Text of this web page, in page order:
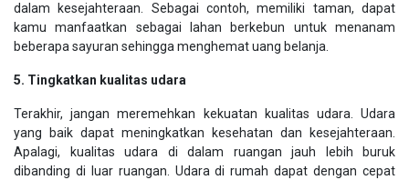
dalam kesejahteraan. Sebagai contoh, memiliki taman, dapat
kamu manfaatkan sebagai lahan berkebun untuk menanam
beberapa sayuran sehingga menghemat uang belanja.
5. Tingkatkan kualitas udara
Terakhir, jangan meremehkan kekuatan kualitas udara. Udara
yang baik dapat meningkatkan kesehatan dan kesejahteraan.
Apalagi, kualitas udara di dalam ruangan jauh lebih buruk
dibanding di luar ruangan. Udara di rumah dapat dengan cepat